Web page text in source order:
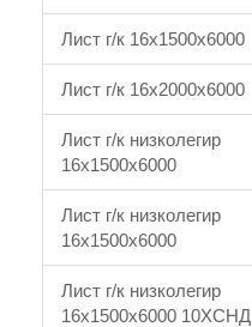
Лист г/к 16x1500x6000
Лист г/к 16x2000x6000
Лист г/к низколегир
16x1500x6000
Лист г/к низколегир
16x1500x6000
Лист г/к низколегир
16x1500x6000 10ХСНД